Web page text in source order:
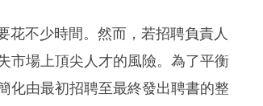
花不少時間。然而，若招聘負責人
市場上頂尖人才的風險。為了平衡
化由最初招聘至最終發出聘書的整